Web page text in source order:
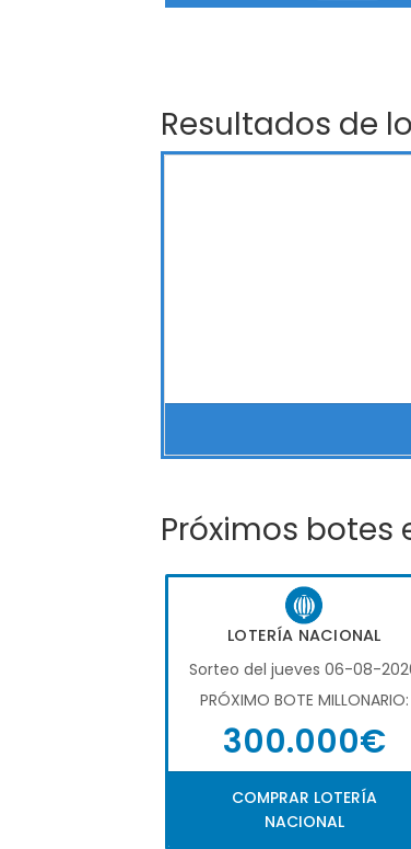
Resultados de
Próximos botes
LOTERÍA NACIONAL
Sorteo del jueves 06-08-
PRÓXIMO BOTE MILLONARIO:
300.000€
COMPRAR LOTERÍA
NACIONAL